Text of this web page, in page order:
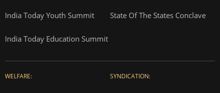
India Today Youth Summit State Of The States Conclave
India Today Education Summit
WELFARE: SYNDICATION: